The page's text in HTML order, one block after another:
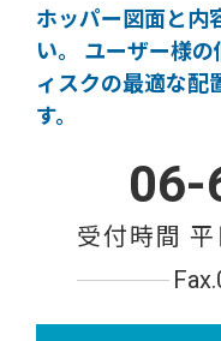
ホッパー図面と内
い。
ユーザー様
ィスクの最適な配
す。
06-
受付時間